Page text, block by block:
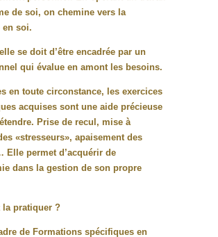
de soi, on chemine vers la
en soi.
se doit d’être encadrée par un
qui évalue en amont les besoins.
en toute circonstance, les exercices
acquises sont une aide précieuse
Prise de recul, mise à
«stresseurs», apaisement des
Elle permet d’acquérir de
dans la gestion de son propre
la pratiquer ?
de Formations spécifiques en